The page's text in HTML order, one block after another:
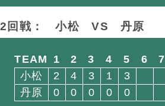
2回戦： 小松VS 丹原
TEAM 1 2 3 4 5 6 7
小松
2 4 3 1 3
丹原
0 0 0 0 0